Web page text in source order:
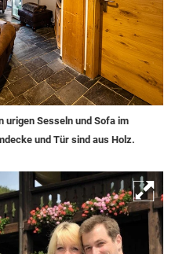
urigen Sesseln und Sofa im
und Tür sind aus Holz.